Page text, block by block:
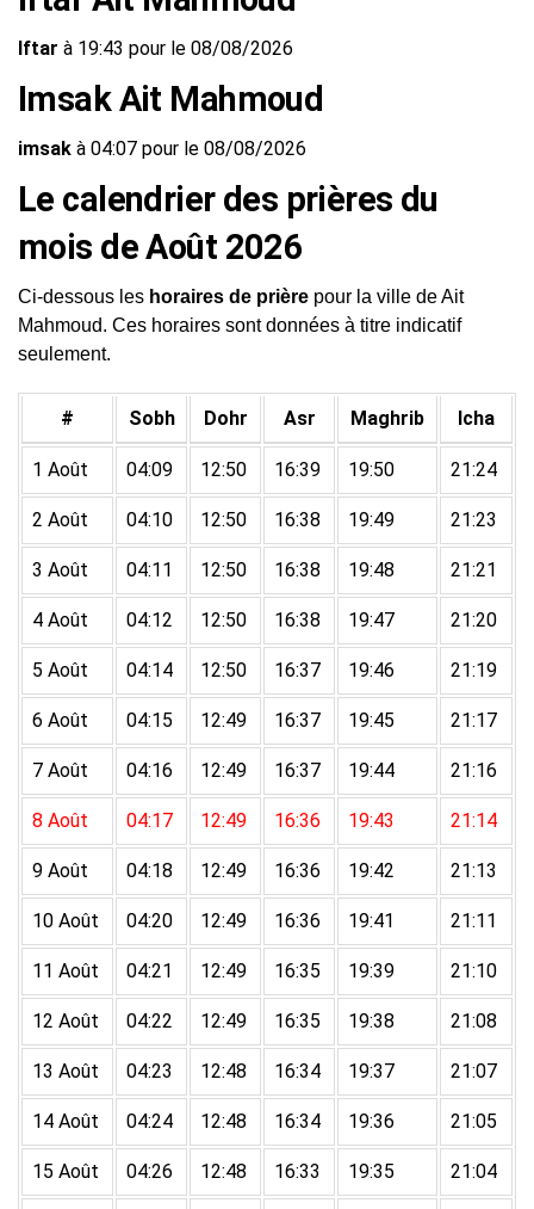
Iftar à 19:43 pour le 08/08/2026
Imsak Ait Mahmoud
imsak à 04:07 pour le 08/08/2026
Le calendrier des prières du
mois de Août 2026
Ci-dessous les horaires de prière pour la ville de Ait
Mahmoud. Ces horaires sont données à titre indicatif
seulement.
# Sobh Dohr Asr Maghrib Icha
1 Août 04:09 12:50 16:39 19:50 21:24
2 Août 04:10 12:50 16:38 19:49 21:23
3 Août 04:11 12:50 16:38 19:48 21:21
4 Août 04:12 12:50 16:38 19:47 21:20
5 Août 04:14 12:50 16:37 19:46 21:19
6 Août 04:15 12:49 16:37 19:45 21:17
7 Août 04:16 12:49 16:37 19:44 21:16
8 Août 04:17 12:49 16:36 19:43 21:14
9 Août 04:18 12:49 16:36 19:42 21:13
10 Août 04:20 12:49 16:36 19:41 21:11
11 Août 04:21 12:49 16:35 19:39 21:10
12 Août 04:22 12:49 16:35 19:38 21:08
13 Août 04:23 12:48 16:34 19:37 21:07
14 Août 04:24 12:48 16:34 19:36 21:05
15 Août 04:26 12:48 16:33 19:35 21:04